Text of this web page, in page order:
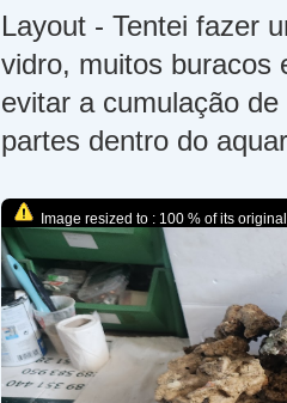
Layout - Tentei fazer
vidro, muitos buracos
evitar a cumulação
partes dentro do
Image resized to : 100 % of its